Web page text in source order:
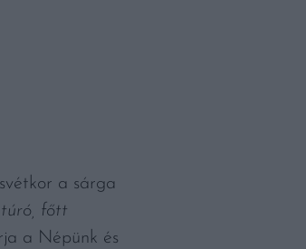
a sárga
túró, főtt
a Népünk és